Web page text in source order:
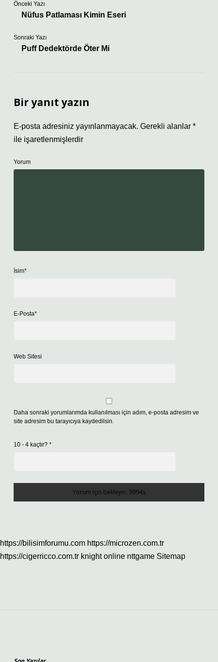
Önceki Yazı
Nüfus Patlaması Kimin Eseri
Sonraki Yazı
Puff Dedektörde Öter Mi
Bir yanıt yazın
E-posta adresiniz yayınlanmayacak. Gerekli alanlar *
ile işaretlenmişlerdir
Yorum
İsim*
E-Posta*
Web Sitesi
Daha sonraki yorumlarımda kullanılması için adım, e-posta adresim ve
site adresim bu tarayıcıya kaydedilsin.
10 - 4 kaçtır? *
https://bilisimforumu.com https://microzen.com.tr
https://cigerricco.com.tr knight online nttgame Sitemap